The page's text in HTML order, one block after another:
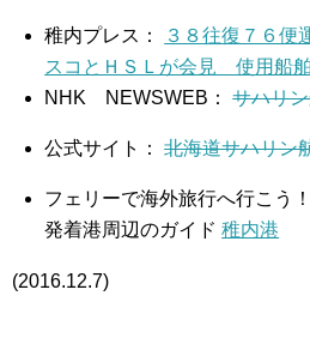
稚内プレス：
３８往復７６
スコとＨＳＬが会見 使用船
NHK NEWSWEB：サハリ
公式サイト：北海道サハリン
フェリーで海外旅行へ行こう！
発着港周辺のガイド稚内港
(2016.12.7)